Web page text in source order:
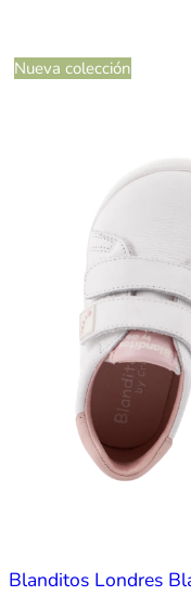
Nueva colección
Blanditos Londres